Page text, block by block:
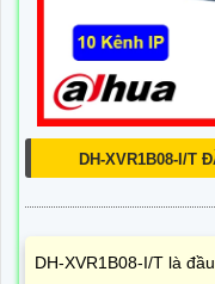
DH-XVR1B08-I/T
DH-XVR1B08-I/T là